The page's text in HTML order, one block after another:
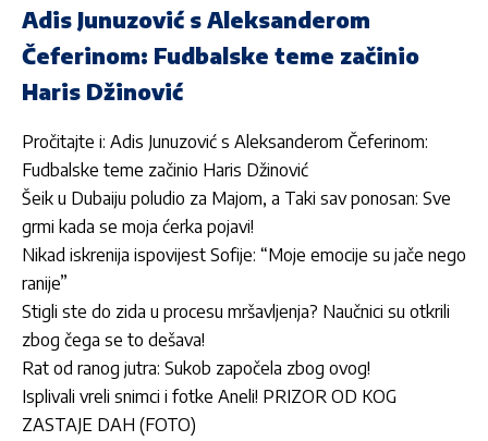
Adis Junuzović s Aleksanderom
Čeferinom: Fudbalske teme začinio
Haris Džinović
Pročitajte i: Adis Junuzović s Aleksanderom Čeferinom:
Fudbalske teme začinio Haris Džinović
Šeik u Dubaiju poludio za Majom, a Taki sav ponosan: Sve
grmi kada se moja ćerka pojavi!
Nikad iskrenija ispovijest Sofije: “Moje emocije su jače nego
ranije”
Stigli ste do zida u procesu mršavljenja? Naučnici su otkrili
zbog čega se to dešava!
Rat od ranog jutra: Sukob započela zbog ovog!
Isplivali vreli snimci i fotke Aneli! PRIZOR OD KOG
ZASTAJE DAH (FOTO)